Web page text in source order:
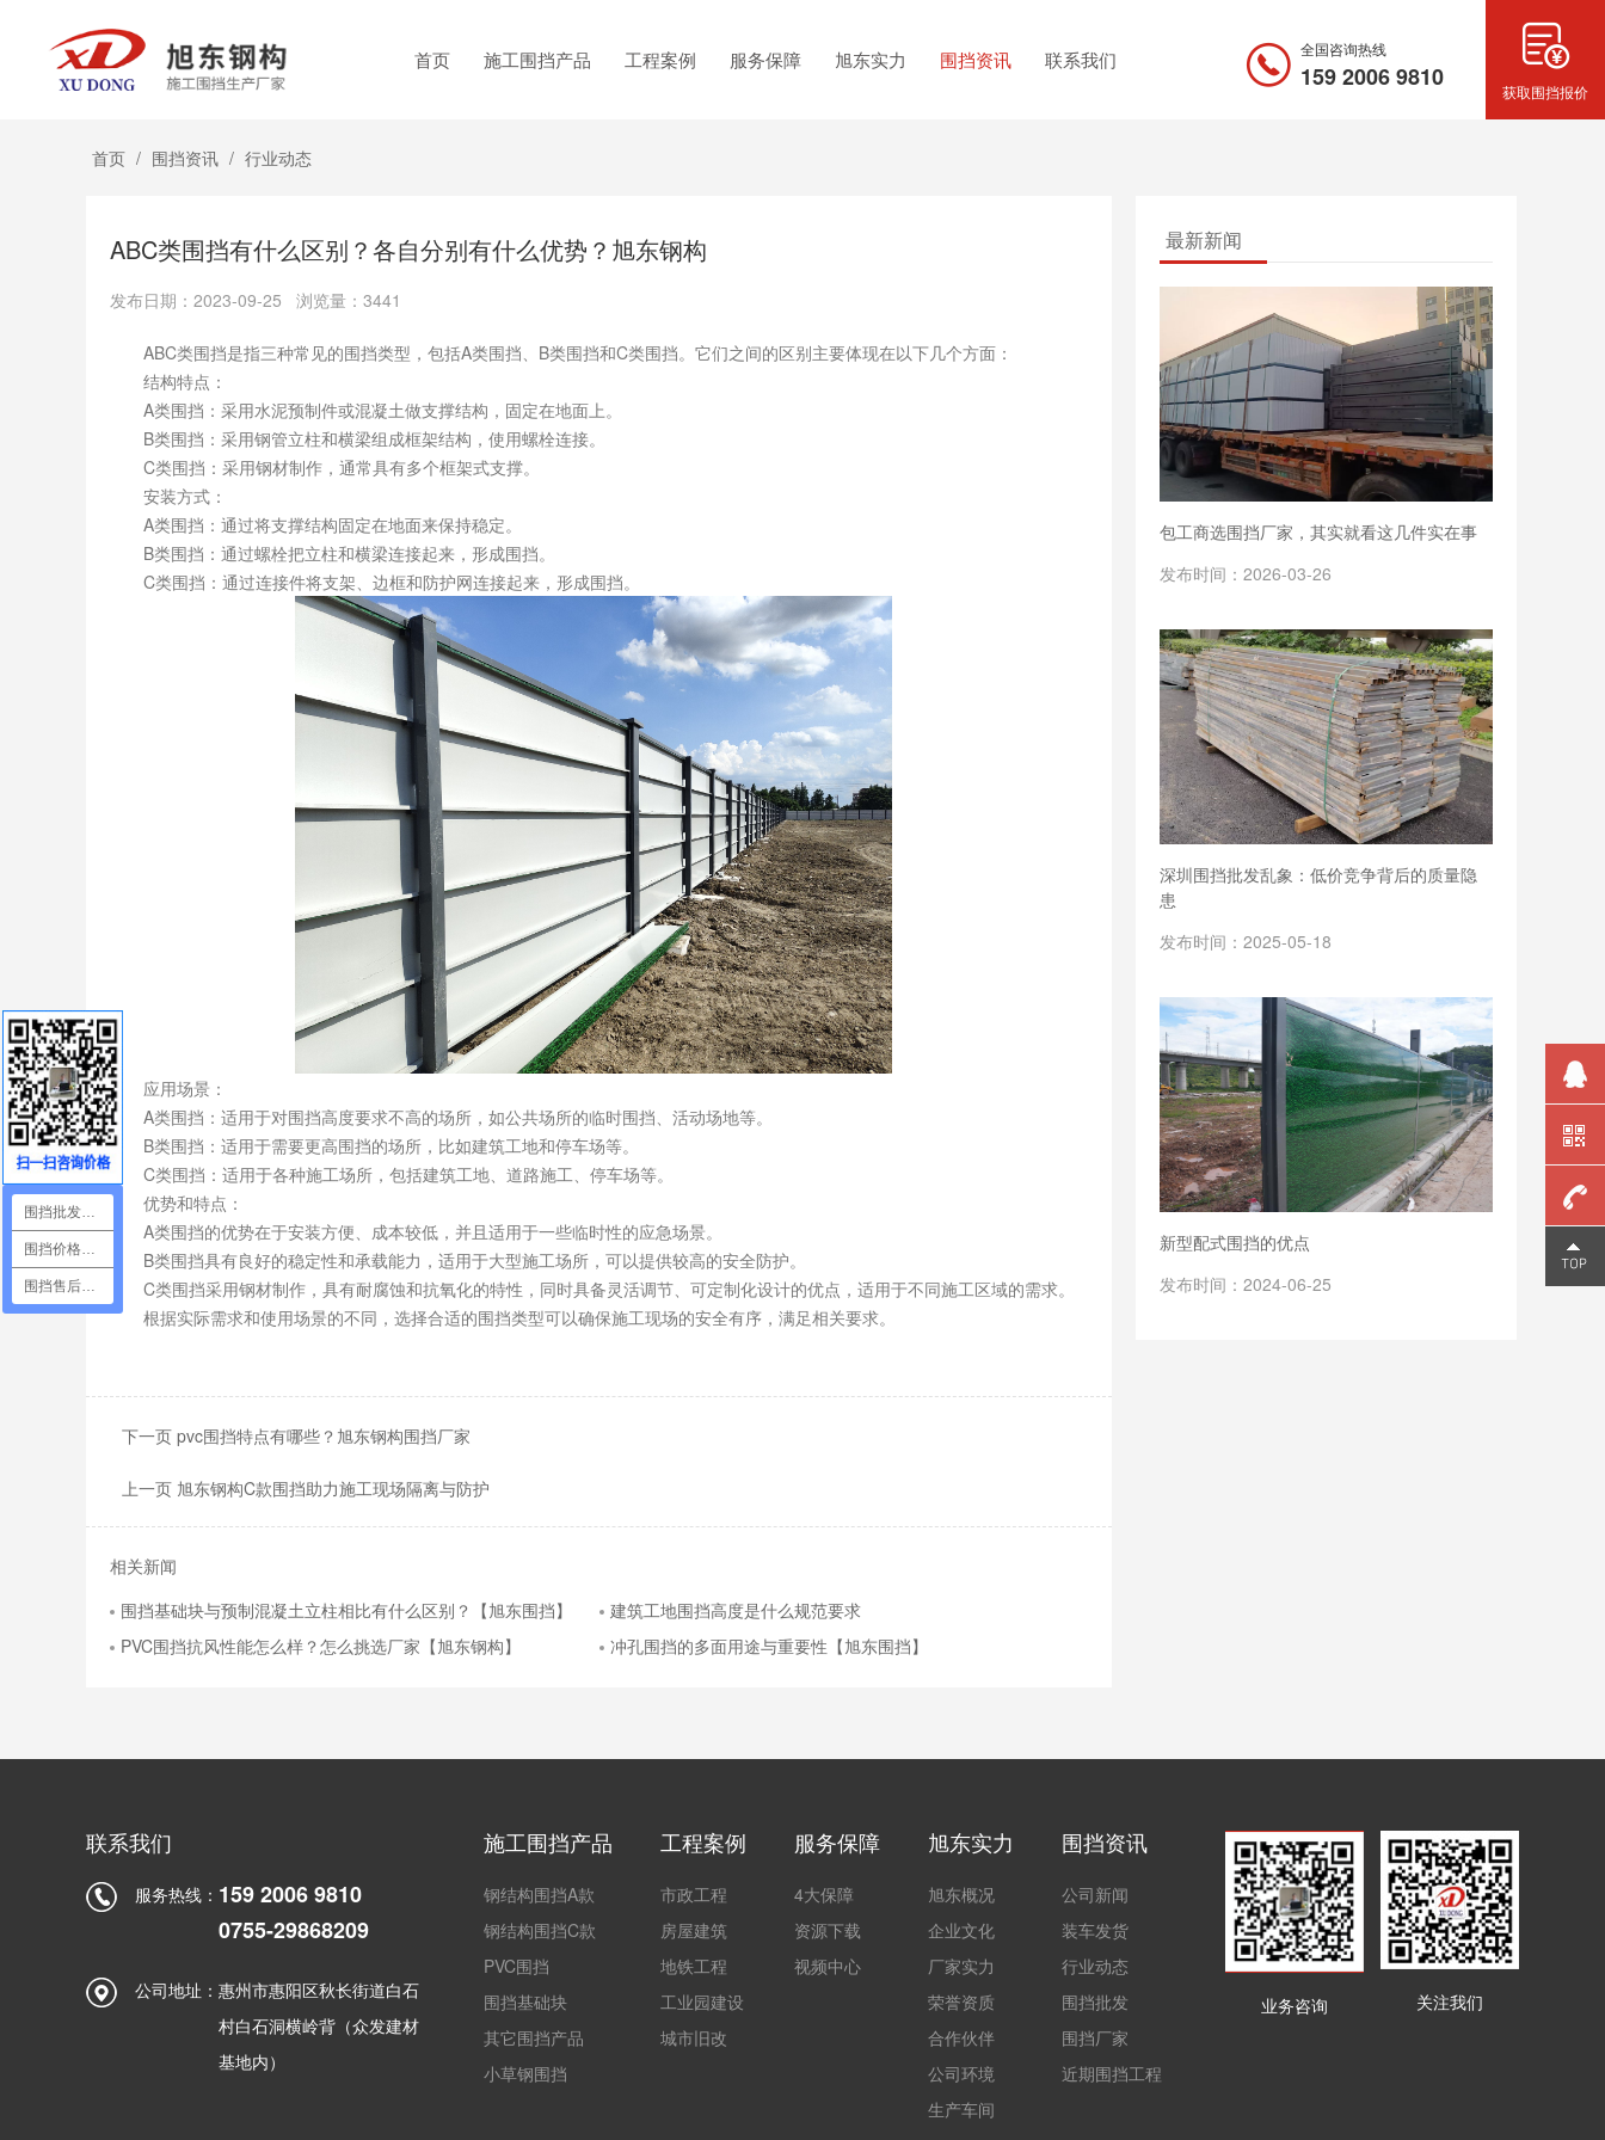
首页 施工围挡产品 工程案例 服务保障 旭东实力 围挡资讯 联系我们 全国咨询热线
159 2006 9810 获取围挡报价
首页 / 围挡资讯 / 行业动态
ABC类围挡有什么区别？各自分别有什么优势？旭东钢构
发布日期：2023-09-25 浏览量：3441
ABC类围挡是指三种常见的围挡类型，包括A类围挡、B类围挡和C类围挡。它们之间的区别主要体现在以下几个方面：
结构特点：
A类围挡：采用水泥预制件或混凝土做支撑结构，固定在地面上。
B类围挡：采用钢管立柱和横梁组成框架结构，使用螺栓连接。
C类围挡：采用钢材制作，通常具有多个框架式支撑。
安装方式：
A类围挡：通过将支撑结构固定在地面来保持稳定。
B类围挡：通过螺栓把立柱和横梁连接起来，形成围挡。
C类围挡：通过连接件将支架、边框和防护网连接起来，形成围挡。
应用场景：
A类围挡：适用于对围挡高度要求不高的场所，如公共场所的临时围挡、活动场地等。
B类围挡：适用于需要更高围挡的场所，比如建筑工地和停车场等。
C类围挡：适用于各种施工场所，包括建筑工地、道路施工、停车场等。
优势和特点：
A类围挡的优势在于安装方便、成本较低，并且适用于一些临时性的应急场景。
B类围挡具有良好的稳定性和承载能力，适用于大型施工场所，可以提供较高的安全防护。
C类围挡采用钢材制作，具有耐腐蚀和抗氧化的特性，同时具备灵活调节、可定制化设计的优点，适用于不同施工区域的需求。
根据实际需求和使用场景的不同，选择合适的围挡类型可以确保施工现场的安全有序，满足相关要求。
下一页 pvc围挡特点有哪些？旭东钢构围挡厂家
上一页 旭东钢构C款围挡助力施工现场隔离与防护
相关新闻
围挡基础块与预制混凝土立柱相比有什么区别？【旭东围挡】
建筑工地围挡高度是什么规范要求
PVC围挡抗风性能怎么样？怎么挑选厂家【旭东钢构】
冲孔围挡的多面用途与重要性【旭东围挡】
最新新闻
包工商选围挡厂家，其实就看这几件实在事
发布时间：2026-03-26
深圳围挡批发乱象：低价竞争背后的质量隐
患
发布时间：2025-05-18
新型配式围挡的优点
发布时间：2024-06-25
联系我们
服务热线： 159 2006 9810
0755-29868209
公司地址： 惠州市惠阳区秋长街道白石
村白石洞横岭背（众发建材
基地内）
施工围挡产品
钢结构围挡A款
钢结构围挡C款
PVC围挡
围挡基础块
其它围挡产品
小草钢围挡
工程案例
市政工程
房屋建筑
地铁工程
工业园建设
城市旧改
服务保障
4大保障
资源下载
视频中心
旭东实力
旭东概况
企业文化
厂家实力
荣誉资质
合作伙伴
公司环境
生产车间
围挡资讯
公司新闻
装车发货
行业动态
围挡批发
围挡厂家
近期围挡工程
业务咨询 关注我们
159
围挡批发咨询
围挡价格咨询
围挡售后咨询